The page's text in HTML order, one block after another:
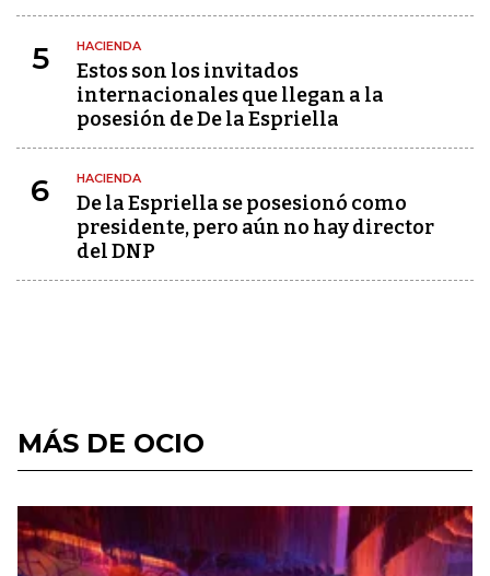
5 HACIENDA
Estos son los invitados
internacionales que llegan a la
posesión de De la Espriella
6 HACIENDA
De la Espriella se posesionó como
presidente, pero aún no hay director
del DNP
MÁS DE OCIO